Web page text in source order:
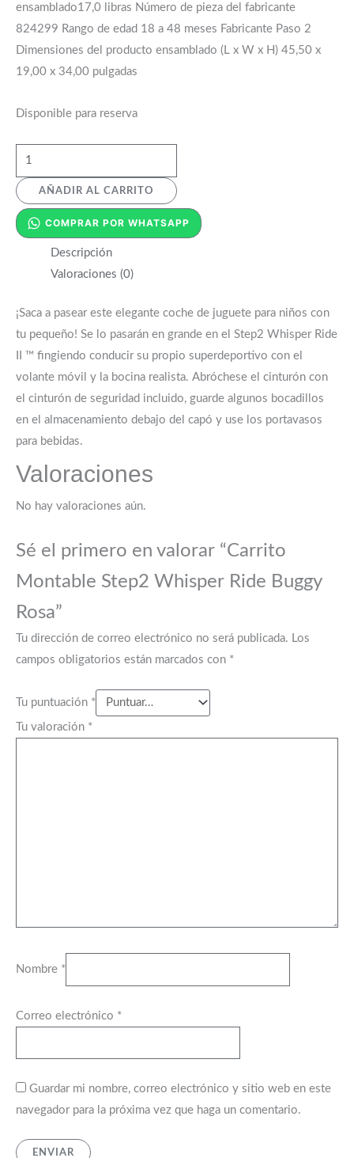
ensamblado17,0 libras Número de pieza del fabricante
824299 Rango de edad 18 a 48 meses Fabricante Paso 2
Dimensiones del producto ensamblado (L x W x H) 45,50 x
19,00 x 34,00 pulgadas
Disponible para reserva
AÑADIR AL CARRITO
COMPRAR POR WHATSAPP
Descripción
Valoraciones (0)
¡Saca a pasear este elegante coche de juguete para niños con
tu pequeño! Se lo pasarán en grande en el Step2 Whisper Ride
II ™ fingiendo conducir su propio superdeportivo con el
volante móvil y la bocina realista. Abróchese el cinturón con
el cinturón de seguridad incluido, guarde algunos bocadillos
en el almacenamiento debajo del capó y use los portavasos
para bebidas.
Valoraciones
No hay valoraciones aún.
Sé el primero en valorar “Carrito
Montable Step2 Whisper Ride Buggy
Rosa”
Tu dirección de correo electrónico no será publicada. Los
campos obligatorios están marcados con *
Tu puntuación *
Tu valoración *
Nombre *
Correo electrónico *
Guardar mi nombre, correo electrónico y sitio web en este
navegador para la próxima vez que haga un comentario.